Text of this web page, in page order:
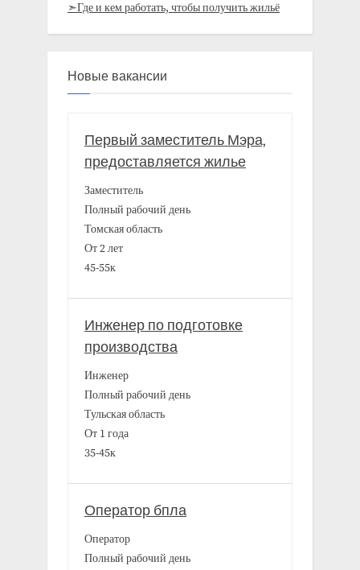
➣Где и кем работать, чтобы получить жильё
Новые вакансии
Первый заместитель Мэра,
предоставляется жилье
Заместитель
Полный рабочий день
Томская область
От 2 лет
45-55к
Инженер по подготовке
производства
Инженер
Полный рабочий день
Тульская область
От 1 года
35-45к
Оператор бпла
Оператор
Полный рабочий день